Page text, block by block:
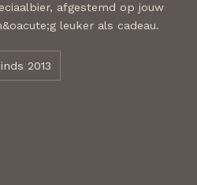
afgestemd op jouw
leuker als cadeau.
2013